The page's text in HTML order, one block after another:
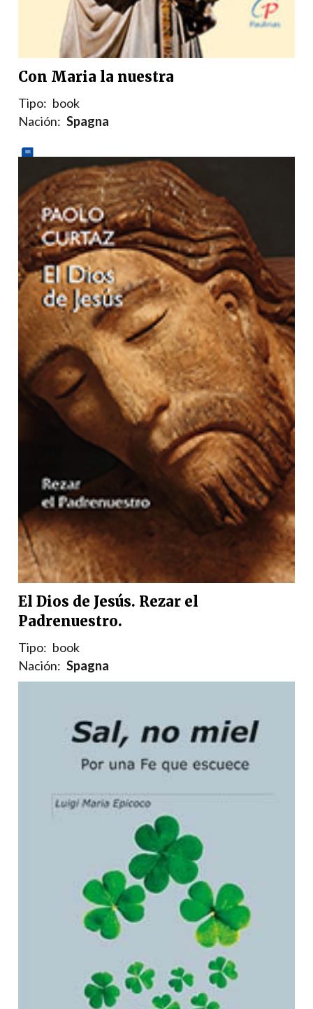
Con Maria la nuestra
Tipo: book
Nación: Spagna
El Dios de Jesús. Rezar el
Padrenuestro.
Tipo: book
Nación: Spagna